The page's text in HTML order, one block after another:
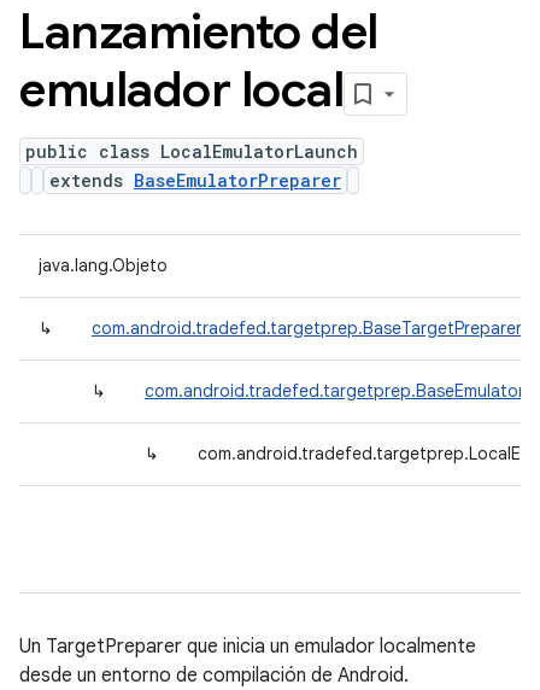
Lanzamiento del
emulador local
public class LocalEmulatorLaunch
extends BaseEmulatorPreparer
java.lang.Objeto
↳ com.android.tradefed.targetprep.BaseTargetPreparer
↳
↳
Un TargetPreparer que inicia un emulador localmente
desde un entorno de compilación de Android.